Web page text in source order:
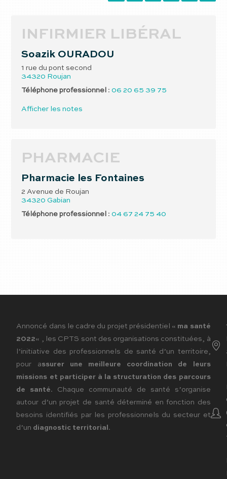
INFIRMIER LIBÉRAL
Soazik OURADOU
1 rue du pont second
34320 Roujan
Téléphone professionnel : 06 20 65 39 75
Afficher les notes
PHARMACIE
Pharmacie les Fontaines
2 Avenue de Roujan
34320 Gabian
Téléphone professionnel : 04 67 24 75 40
Annoncé dans le cadre du projet présidentiel « ma santé
2022« , les CPTS sont des organisations constituées, à
l’initiative des professionnels de santé d’un territoire,
pour assurer une meilleure coordination de leurs
missions et participer à la structuration des parcours
de santé. Chaque communauté de santé s’organise
autour d’un projet de santé déterminé en fonction des
besoins identifiés par les professionnels du secteur et
d’un diagnostic territorial .